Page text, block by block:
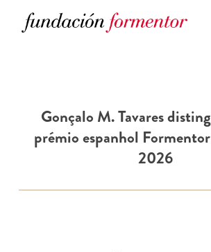
Gonçalo M. Tavares
prémio espanhol
2026